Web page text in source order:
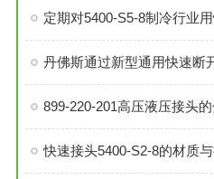
899-220-201高压液压接头
快速接头5400-S2-8的材质